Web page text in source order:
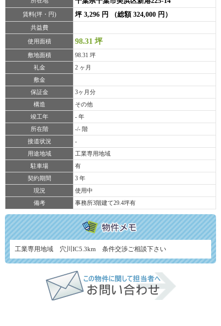
賃料(坪・円) 坪 3,296 円 （総額 324,000 円）
共益費
使用面積
98.31 坪
敷地面積
98.31 坪
礼金
2 ヶ月
敷金
保証金
3ヶ月分
構造
その他
竣工年
- 年
所在階
-/- 階
接道状況
-
用途地域
工業専用地域
駐車場
有
契約期間
3 年
現況
使用中
備考
事務所3階建て29.4坪有
工業専用地域 穴川IC5.3km 条件交渉ご相談下さい